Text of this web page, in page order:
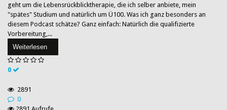
geht um die Lebensrückblicktherapie, die ich selber anbiete, mein
"spätes" Studium und natürlich um Ü100. Was ich ganz besonders an
diesem Podcast schätze? Ganz einfach: Natürlich die qualifizierte
Vorbereitung,...
Weiterlesen
0
2891
0